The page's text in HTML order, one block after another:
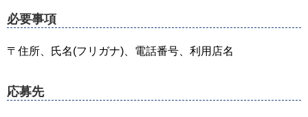
必要事項
〒住所、氏名(フリガナ)、電話番号、利用店名
応募先